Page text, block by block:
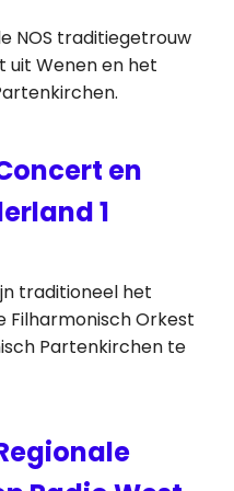
NOS traditiegetrouw
uit Wenen en het
en
1
traditioneel het
Filharmonisch Orkest
Partenkirchen te